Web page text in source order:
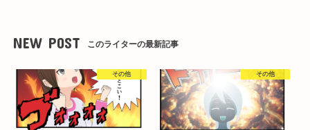
NEW POST このライターの最新記事
その他 その他